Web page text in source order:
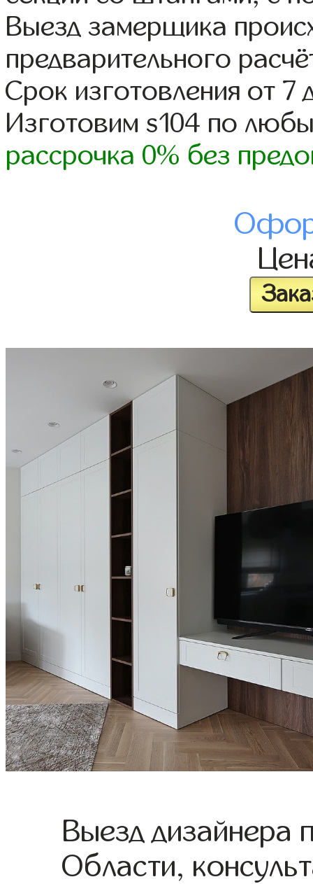
Выезд замерщика
предварительного
Срок изготовления от 7
Изготовим s104 по
рассрочка 0% без
Выезд дизайнера
Области,